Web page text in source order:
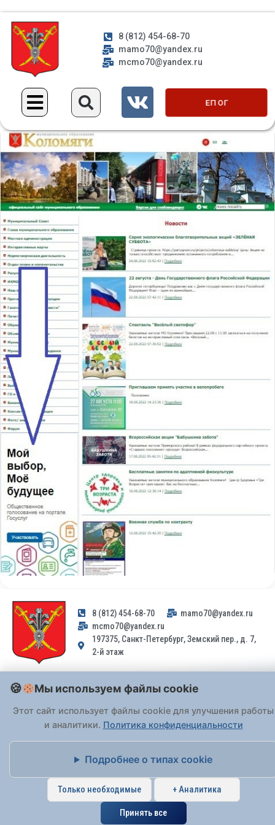
8 (812) 454-68-70
mamo70@yandex.ru
mcmo70@yandex.ru
ЕП ОГ
8 (812) 454-68-70
mamo70@yandex.ru
mcmo70@yandex.ru
197375, Санкт-Петербург, Земский пер., д. 7,
2-й этаж
Заявления и обращения граждан и организаций, поступившие на
адрес email, не могут быть рассмотрены на основании
Федерального закона от 02.05.2006 № 59-ФЗ. Обращения
принимаются только: по почте, черезпортал «Госуслуги» (ЕПГУ)
Мы используем файлы cookie
Этот сайт использует файлы cookie для улучшения работы
и аналитики. Политика конфиденциальности
Подробнее о типах cookie
Только необходимые + Аналитика
Принять все